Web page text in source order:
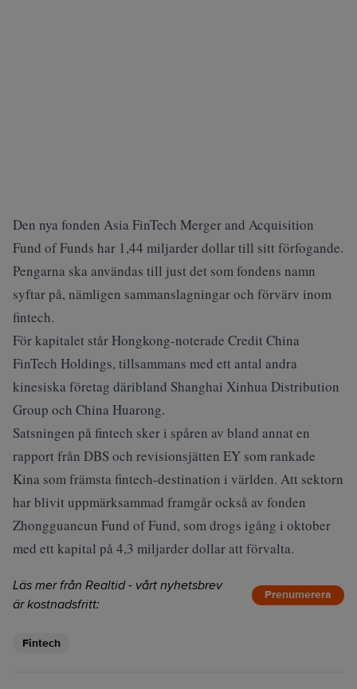
Den nya fonden Asia FinTech Merger and Acquisition
Fund of Funds har 1,44 miljarder dollar till sitt förfogande.
Pengarna ska användas till just det som fondens namn
syftar på, nämligen sammanslagningar och förvärv inom
fintech.
För kapitalet står Hongkong-noterade Credit China
FinTech Holdings, tillsammans med ett antal andra
kinesiska företag däribland Shanghai Xinhua Distribution
Group och China Huarong.
Satsningen på fintech sker i spåren av bland annat en
rapport från DBS och revisionsjätten EY som rankade
Kina som främsta fintech-destination i världen. Att sektorn
har blivit uppmärksammad framgår också av fonden
Zhongguancun Fund of Fund, som drogs igång i oktober
med ett kapital på 4,3 miljarder dollar att förvalta.
Läs mer från Realtid - vårt nyhetsbrev
är kostnadsfritt:
Prenumerera
Fintech